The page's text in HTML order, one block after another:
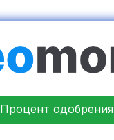
Процент одобрения